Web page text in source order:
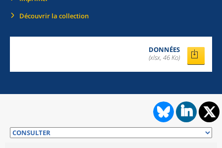
Découvrir la collection
DONNÉES
(xlsx, 46 Ko)